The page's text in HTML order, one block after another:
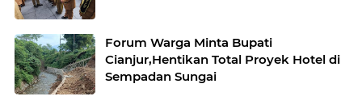
Forum Warga Minta Bupati
Cianjur,Hentikan Total Proyek Hotel di
Sempadan Sungai